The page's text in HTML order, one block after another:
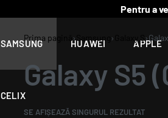
Pentru a
SAMSUNG HUAWEI APPLE
CELIX
Prima pagină › › ›
Galaxy S5
SE AFIȘEAZĂ SINGURUL REZULTAT